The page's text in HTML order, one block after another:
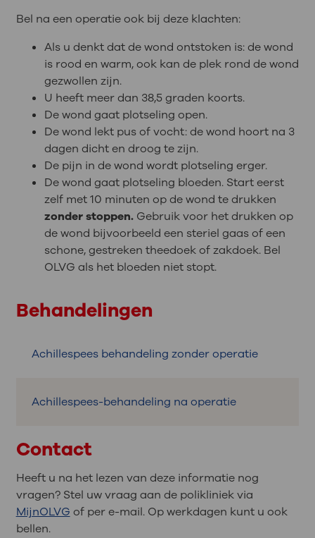
Bel na een operatie ook bij deze klachten:
Als u denkt dat de wond ontstoken is: de wond
is rood en warm, ook kan de plek rond de wond
gezwollen zijn.
U heeft meer dan 38,5 graden koorts.
De wond gaat plotseling open.
De wond lekt pus of vocht: de wond hoort na 3
dagen dicht en droog te zijn.
De pijn in de wond wordt plotseling erger.
De wond gaat plotseling bloeden. Start eerst
zelf met 10 minuten op de wond te drukken
zonder stoppen.Gebruik voor het drukken op
de wond bijvoorbeeld een steriel gaas of een
schone, gestreken theedoek of zakdoek. Bel
OLVG als het bloeden niet stopt.
Behandelingen
Achillespees behandeling zonder operatie
Achillespees-behandeling na operatie
Contact
Heeft u na het lezen van deze informatie nog
vragen? Stel uw vraag aan de polikliniek via
MijnOLVG of per e-mail. Op werkdagen kunt u ook
bellen.